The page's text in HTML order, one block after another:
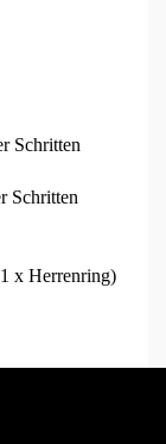
Schritten
Schritten
x Herrenring)